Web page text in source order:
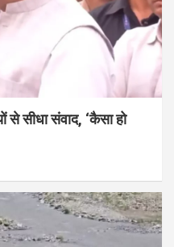
से सीधा संवाद, ‘कैसा हो